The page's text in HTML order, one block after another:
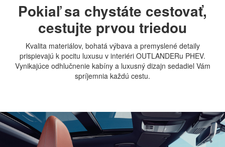
Pokiaľ sa chystáte cestovať,
cestujte prvou triedou
Kvalita materiálov, bohatá výbava a premyslené detaily
prispievajú k pocitu luxusu v interiéri OUTLANDERu PHEV.
Vynikajúce odhlučnenie kabíny a luxusný dizajn sedadiel Vám
spríjemnia každú cestu.